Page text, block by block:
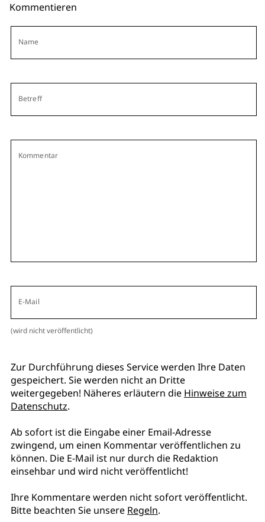
Kommentieren
Name
Betreff
Kommentar
E-Mail
(wird nicht veröffentlicht)
Zur Durchführung dieses Service werden Ihre Daten
gespeichert. Sie werden nicht an Dritte
weitergegeben! Näheres erläutern die Hinweise zum
Datenschutz.
Ab sofort ist die Eingabe einer Email-Adresse
zwingend, um einen Kommentar veröffentlichen zu
können. Die E-Mail ist nur durch die Redaktion
einsehbar und wird nicht veröffentlicht!
Ihre Kommentare werden nicht sofort veröffentlicht.
Bitte beachten Sie unsere Regeln.